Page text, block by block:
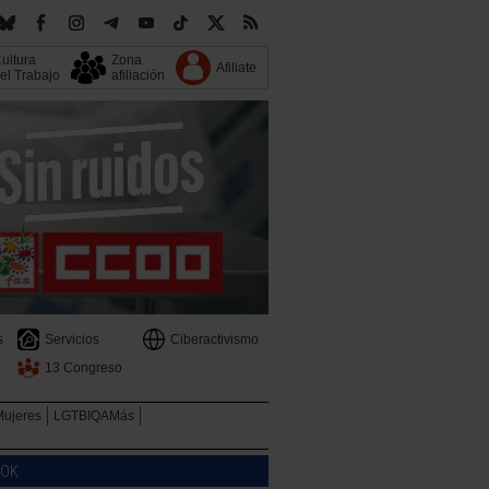
Trabajo
Zona
afiliación
Afiliate
Servicios
Ciberactivismo
13 Congreso
LGTBIQAMás